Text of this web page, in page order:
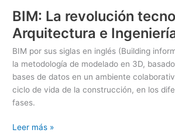
BIM: La revolución
Arquitectura e
BIM por sus siglas en inglés (Building
la metodología de modelado en 3D,
bases de datos en un ambiente
ciclo de vida de la construcción, en los
fases.
Leer más »